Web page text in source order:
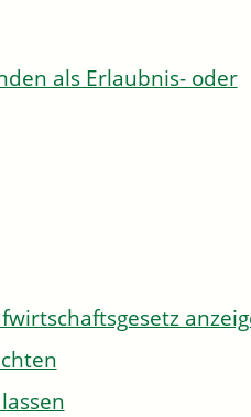
als Erlaubnis- oder